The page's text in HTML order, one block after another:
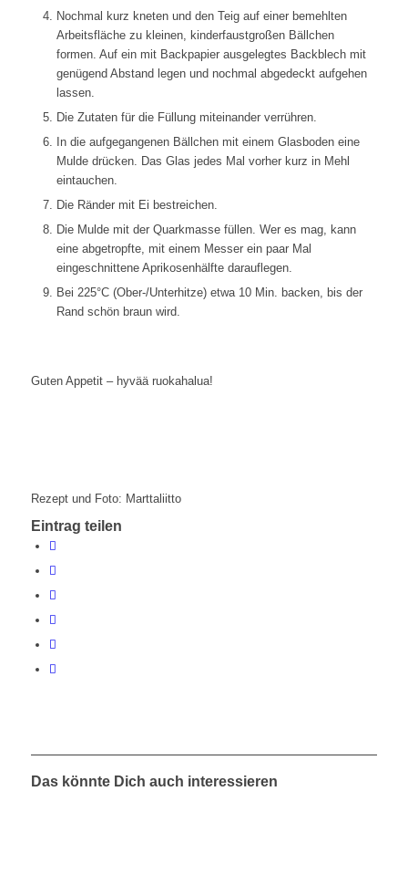
Nochmal kurz kneten und den Teig auf einer bemehlten
Arbeitsfläche zu kleinen, kinderfaustgroßen Bällchen
formen. Auf ein mit Backpapier ausgelegtes Backblech mit
genügend Abstand legen und nochmal abgedeckt aufgehen
lassen.
Die Zutaten für die Füllung miteinander verrühren.
In die aufgegangenen Bällchen mit einem Glasboden eine
Mulde drücken. Das Glas jedes Mal vorher kurz in Mehl
eintauchen.
Die Ränder mit Ei bestreichen.
Die Mulde mit der Quarkmasse füllen. Wer es mag, kann
eine abgetropfte, mit einem Messer ein paar Mal
eingeschnittene Aprikosenhälfte darauflegen.
Bei 225°C (Ober-/Unterhitze) etwa 10 Min. backen, bis der
Rand schön braun wird.
Guten Appetit – hyvää ruokahalua!
Rezept und Foto: Marttaliitto
Eintrag teilen
Das könnte Dich auch interessieren